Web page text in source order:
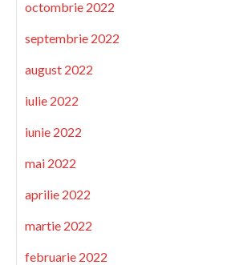
octombrie 2022
septembrie 2022
august 2022
iulie 2022
iunie 2022
mai 2022
aprilie 2022
martie 2022
februarie 2022